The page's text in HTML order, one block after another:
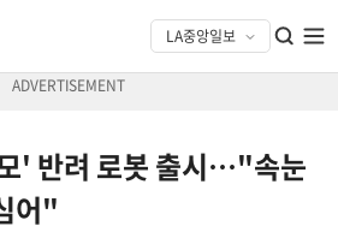
' 반려 로봇 출시…"속눈
어"